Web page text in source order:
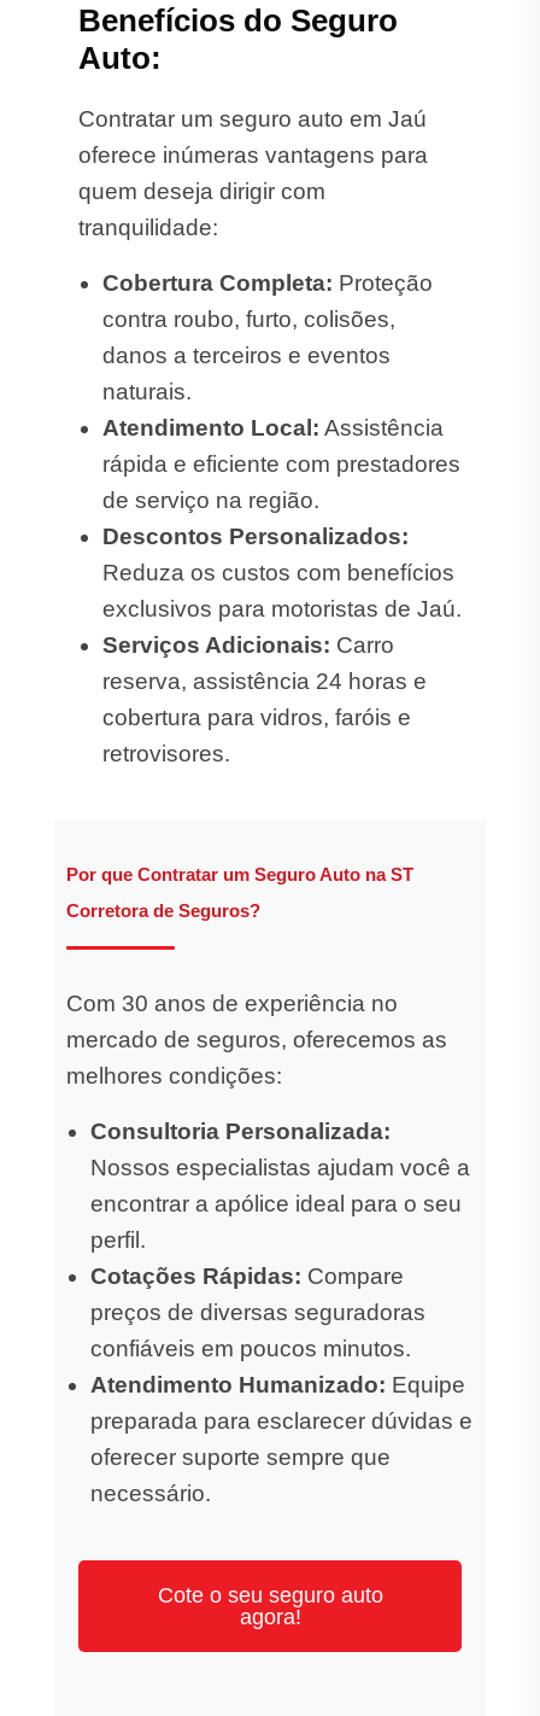
Benefícios do Seguro
Auto:
Contratar um seguro auto em Jaú
oferece inúmeras vantagens para
quem deseja dirigir com
tranquilidade:
Cobertura Completa: Proteção
contra roubo, furto, colisões,
danos a terceiros e eventos
naturais.
Atendimento Local: Assistência
rápida e eficiente com prestadores
de serviço na região.
Descontos Personalizados:
Reduza os custos com benefícios
exclusivos para motoristas de Jaú.
Serviços Adicionais: Carro
reserva, assistência 24 horas e
cobertura para vidros, faróis e
retrovisores.
Por que Contratar um Seguro Auto na ST
Corretora de Seguros?
Com 30 anos de experiência no
mercado de seguros, oferecemos as
melhores condições:
Consultoria Personalizada:
Nossos especialistas ajudam você a
encontrar a apólice ideal para o seu
perfil.
Cotações Rápidas: Compare
preços de diversas seguradoras
confiáveis em poucos minutos.
Atendimento Humanizado: Equipe
preparada para esclarecer dúvidas e
oferecer suporte sempre que
necessário.
Cote o seu seguro auto
agora!